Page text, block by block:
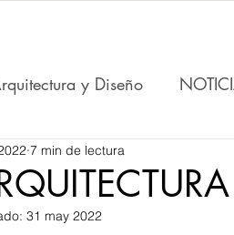
y Diseño
el MURO Novedades en
FRASES
7 min de lectura
31 may 2022